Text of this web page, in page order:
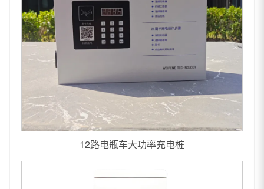
12路电瓶车大功率充电桩